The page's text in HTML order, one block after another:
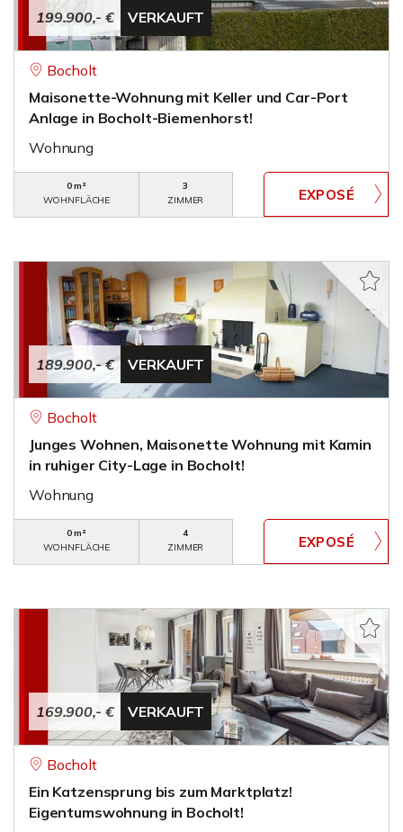
199.900,- € VERKAUFT
Bocholt
Maisonette-Wohnung mit Keller und Car-Port
Anlage in Bocholt-Biemenhorst!
Wohnung
0 m²
WOHNFLÄCHE
3
ZIMMER
189.900,- € VERKAUFT
Bocholt
Junges Wohnen, Maisonette Wohnung mit Kamin
in ruhiger City-Lage in Bocholt!
Wohnung
0 m²
WOHNFLÄCHE
4
ZIMMER
169.900,- € VERKAUFT
Bocholt
Ein Katzensprung bis zum Marktplatz!
Eigentumswohnung in Bocholt!